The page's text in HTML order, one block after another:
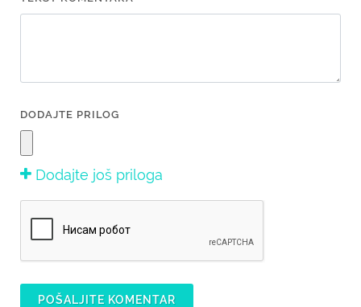
DODAJTE PRILOG
Dodajte još priloga
POŠALJITE KOMENTAR